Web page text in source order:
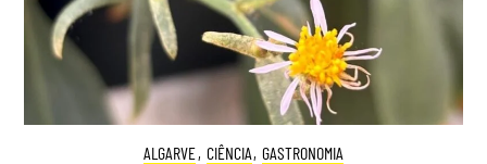
ALGARVE, CIÊNCIA, GASTRONOMIA